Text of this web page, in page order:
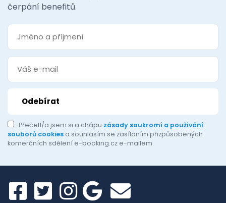
čerpání benefitů.
Přečetl/a jsem si a chápu zásady soukromí a používání
souborů cookies a souhlasím se zasíláním přizpůsobených
komerčních sdělení e-booking.cz e-mailem.